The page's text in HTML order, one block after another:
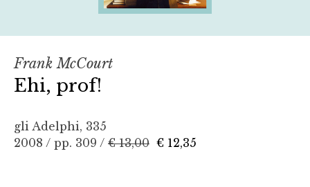
Frank McCourt
Ehi, prof!
gli Adelphi, 335
2008 / pp. 309 / € 13,00 € 12,35